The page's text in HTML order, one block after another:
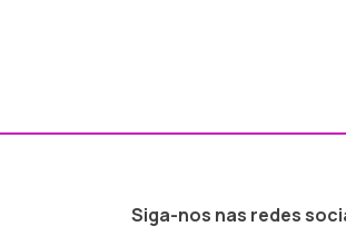
Siga-nos nas redes